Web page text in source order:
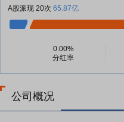
A股派现 20次 65.87亿
0.00%
分红率
公司概况